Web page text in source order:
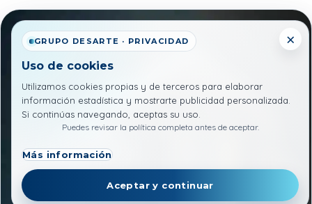
×
GRUPO DESARTE · PRIVACIDAD
Uso de cookies
Utilizamos cookies propias y de terceros para elaborar
información estadística y mostrarte publicidad personalizada.
Si continúas navegando, aceptas su uso.
Puedes revisar la política completa antes de aceptar.
Más información
Aceptar y continuar